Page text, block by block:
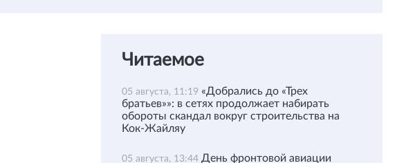
Читаемое
05 августа, 11:19 «Добрались до «Трех
братьев»»: в сетях продолжает набирать
обороты скандал вокруг строительства на
Кок-Жайляу
05 августа, 13:44 День фронтовой авиации